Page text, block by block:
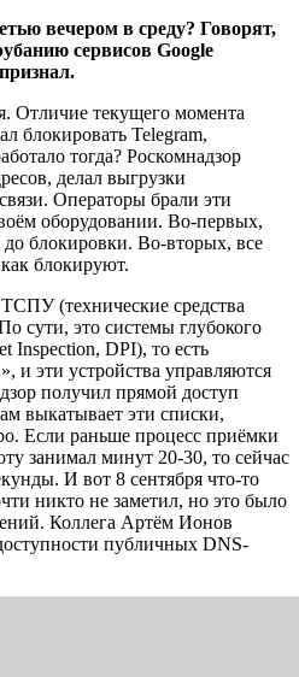
вечером в среду? Говорят,
сервисов Google
Отличие текущего момента
блокировать Telegram,
тогда? Роскомнадзор
делал выгрузки
Операторы брали эти
оборудовании. Во-первых,
блокировки. Во-вторых, все
блокируют.
(технические средства
сути, это системы глубокого
Inspection, DPI), то есть
и эти устройства управляются
получил прямой доступ
выкатывает эти списки,
Если раньше процесс приёмки
занимал минут 20-30, то сейчас
И вот 8 сентября что-то
никто не заметил, но это было
Коллега Артём Ионов
публичных DNS-